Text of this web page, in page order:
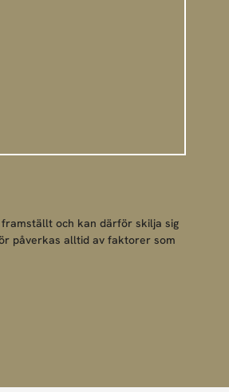
och kan därför skilja sig
påverkas alltid av faktorer som